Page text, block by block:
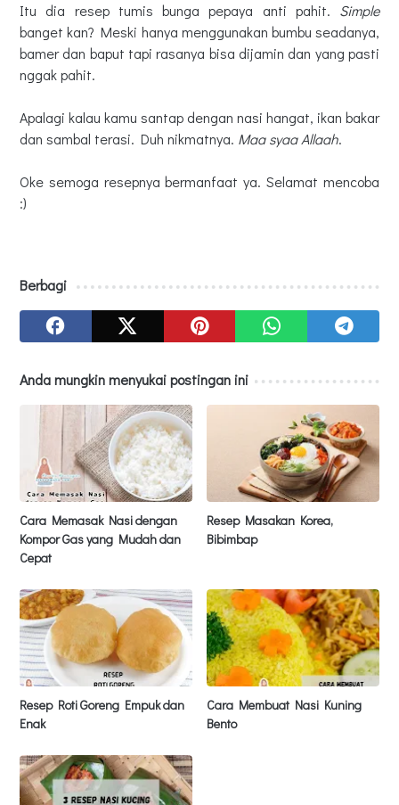
Itu dia resep tumis bunga pepaya anti pahit. Simple
banget kan? Meski hanya menggunakan bumbu seadanya,
bamer dan baput tapi rasanya bisa dijamin dan yang pasti
nggak pahit.
Apalagi kalau kamu santap dengan nasi hangat, ikan bakar
dan sambal terasi. Duh nikmatnya. Maa syaa Allaah.
Oke semoga resepnya bermanfaat ya. Selamat mencoba
:)
Berbagi
Anda mungkin menyukai postingan ini
Cara Memasak Nasi dengan
Kompor Gas yang Mudah dan
Cepat
Resep Masakan Korea,
Bibimbap
Resep Roti Goreng Empuk dan
Enak
Cara Membuat Nasi Kuning
Bento